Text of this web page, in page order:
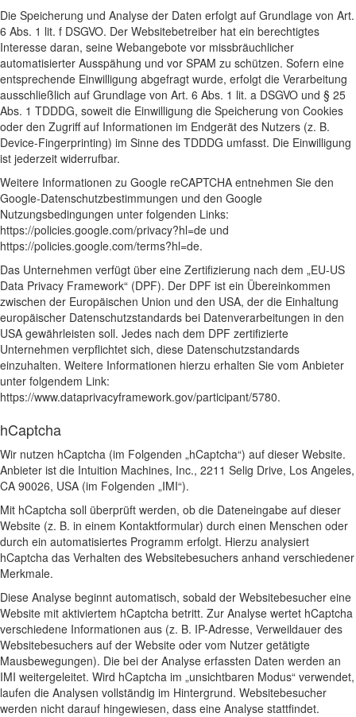
Die Speicherung und Analyse der Daten erfolgt auf Grundlage von Art.
6 Abs. 1 lit. f DSGVO. Der Websitebetreiber hat ein berechtigtes
Interesse daran, seine Webangebote vor missbräuchlicher
automatisierter Ausspähung und vor SPAM zu schützen. Sofern eine
entsprechende Einwilligung abgefragt wurde, erfolgt die Verarbeitung
ausschließlich auf Grundlage von Art. 6 Abs. 1 lit. a DSGVO und § 25
Abs. 1 TDDDG, soweit die Einwilligung die Speicherung von Cookies
oder den Zugriff auf Informationen im Endgerät des Nutzers (z. B.
Device-Fingerprinting) im Sinne des TDDDG umfasst. Die Einwilligung
ist jederzeit widerrufbar.
Weitere Informationen zu Google reCAPTCHA entnehmen Sie den
Google-Datenschutzbestimmungen und den Google
Nutzungsbedingungen unter folgenden Links:
https://policies.google.com/privacy?hl=de und
https://policies.google.com/terms?hl=de.
Das Unternehmen verfügt über eine Zertifizierung nach dem „EU-US
Data Privacy Framework“ (DPF). Der DPF ist ein Übereinkommen
zwischen der Europäischen Union und den USA, der die Einhaltung
europäischer Datenschutzstandards bei Datenverarbeitungen in den
USA gewährleisten soll. Jedes nach dem DPF zertifizierte
Unternehmen verpflichtet sich, diese Datenschutzstandards
einzuhalten. Weitere Informationen hierzu erhalten Sie vom Anbieter
unter folgendem Link:
https://www.dataprivacyframework.gov/participant/5780.
hCaptcha
Wir nutzen hCaptcha (im Folgenden „hCaptcha“) auf dieser Website.
Anbieter ist die Intuition Machines, Inc., 2211 Selig Drive, Los Angeles,
CA 90026, USA (im Folgenden „IMI“).
Mit hCaptcha soll überprüft werden, ob die Dateneingabe auf dieser
Website (z. B. in einem Kontaktformular) durch einen Menschen oder
durch ein automatisiertes Programm erfolgt. Hierzu analysiert
hCaptcha das Verhalten des Websitebesuchers anhand verschiedener
Merkmale.
Diese Analyse beginnt automatisch, sobald der Websitebesucher eine
Website mit aktiviertem hCaptcha betritt. Zur Analyse wertet hCaptcha
verschiedene Informationen aus (z. B. IP-Adresse, Verweildauer des
Websitebesuchers auf der Website oder vom Nutzer getätigte
Mausbewegungen). Die bei der Analyse erfassten Daten werden an
IMI weitergeleitet. Wird hCaptcha im „unsichtbaren Modus“ verwendet,
laufen die Analysen vollständig im Hintergrund. Websitebesucher
werden nicht darauf hingewiesen, dass eine Analyse stattfindet.